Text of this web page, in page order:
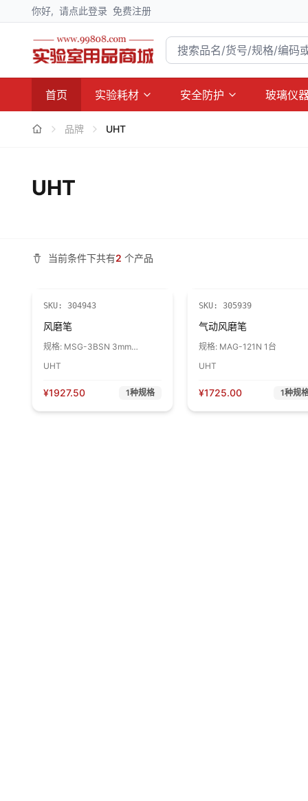
你好, 请点此登录 免费注册
首页 实验耗材 安全防护 玻璃仪
品牌 UHT
UHT
当前条件下共有2 个产品
SKU: 304943
风磨笔
规格: MSG-3BSN 3mm
UHT
¥1927.50 1种规格
SKU: 305939
气动风磨笔
规格: MAG-121N 1台
UHT
¥1725.00 1种规